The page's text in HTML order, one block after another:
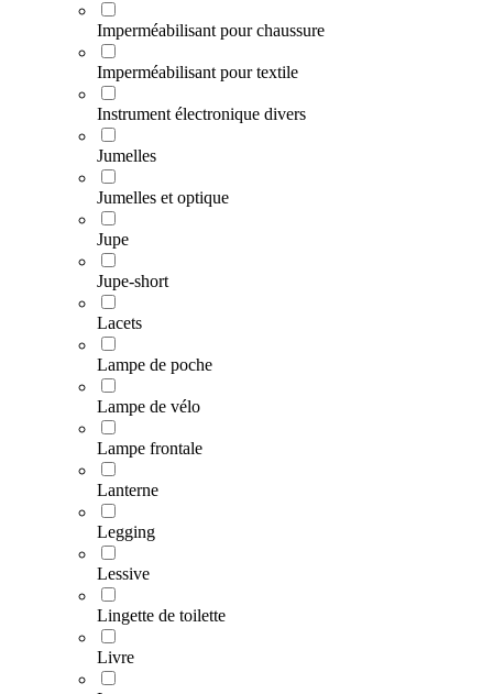
Imperméabilisant pour chaussure
Imperméabilisant pour textile
Instrument électronique divers
Jumelles
Jumelles et optique
Jupe
Jupe-short
Lacets
Lampe de poche
Lampe de vélo
Lampe frontale
Lanterne
Legging
Lessive
Lingette de toilette
Livre